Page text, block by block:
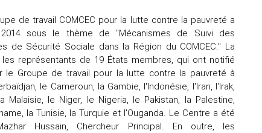
de travail COMCEC pour la lutte contre la pauvreté a
sous le thème de "Mécanismes de Suivi des
de Sécurité Sociale dans la Région du COMCEC." La
représentants de 19 États membres, qui ont notifié
le Groupe de travail pour la lutte contre la pauvreté à
le Cameroun, la Gambie, l'Indonésie, l'Iran, l'Irak,
Malaisie, le Niger, le Nigeria, le Pakistan, la Palestine,
la Tunisie, la Turquie et l'Ouganda. Le Centre a été
Hussain, Chercheur Principal. En outre, les